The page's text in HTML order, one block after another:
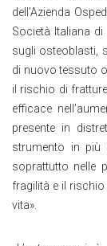
dell’Azienda
Società Italiana
sugli osteoblasti,
di nuovo tessuto
il rischio di
efficace
presente in
strumento in più
soprattutto nelle
fragilità e il
vita».